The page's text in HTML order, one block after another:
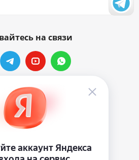
на связи
контакты
info@vinylmarkt.ru